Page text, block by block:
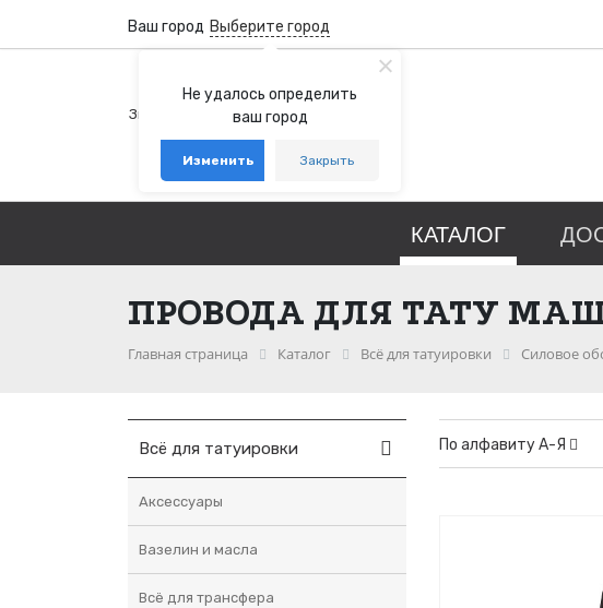
Не удалось определить
ваш город
Изменить Закрыть
Ваш город Выберите город
+7 (800) 100-76-77
Звонок бесплатный по России
+7 (931) 978-88-88
telegram whatsapp
КАТАЛОГ
ПРОВОДА ДЛЯ ТАТУ
Главная страница Каталог Всё для татуировки Силовое
Всё для татуировки
Аксессуары
Вазелин и масла
Всё для трансфера
По алфавиту А-Я